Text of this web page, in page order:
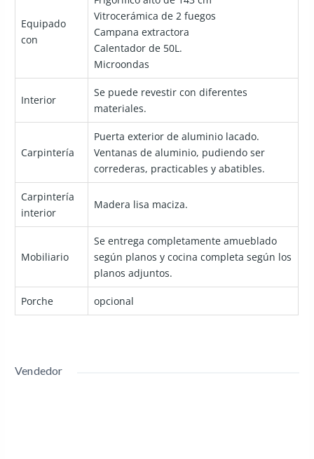
Equipado
con
Vitrocerámica de 2 fuegos
Campana extractora
Calentador de 50L.
Microondas
Interior
Se puede revestir con diferentes
materiales.
Carpintería
Puerta exterior de aluminio lacado.
Ventanas de aluminio, pudiendo ser
correderas, practicables y abatibles.
Carpintería
interior
Madera lisa maciza.
Mobiliario
Se entrega completamente amueblado
según planos y cocina completa según los
planos adjuntos.
Porche opcional
Vendedor